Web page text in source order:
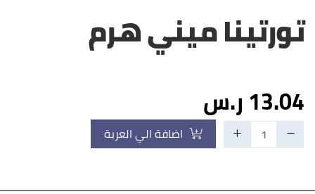
تورتينا ميني هرم
13.04 ر.س
اضافة الي العربة